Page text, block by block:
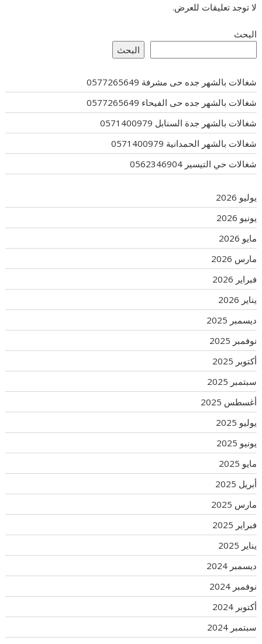
لا توجد تعليقات للعرض.
البحث
البحث
شغالات بالشهر جده حى مشرفة 0577265649
شغالات بالشهر جده حى الفيحاء 0577265649
شغالات بالشهر جدة السنابل 0571400979
شغالات بالشهر الحمدانية 0571400979
شغالات حي التيسير 0562346904
يوليو 2026
يونيو 2026
مايو 2026
مارس 2026
فبراير 2026
يناير 2026
ديسمبر 2025
نوفمبر 2025
أكتوبر 2025
سبتمبر 2025
أغسطس 2025
يوليو 2025
يونيو 2025
مايو 2025
أبريل 2025
مارس 2025
فبراير 2025
يناير 2025
ديسمبر 2024
نوفمبر 2024
أكتوبر 2024
سبتمبر 2024